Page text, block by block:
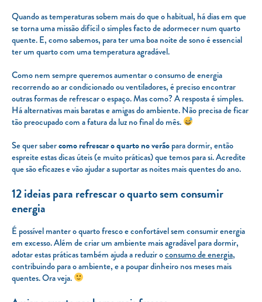
Quando as temperaturas sobem mais do que o habitual, há dias em que
se torna uma missão difícil o simples facto de adormecer num quarto
quente. E, como sabemos, para ter uma boa noite de sono é essencial
ter um quarto com uma temperatura agradável.
Como nem sempre queremos aumentar o consumo de energia
recorrendo ao ar condicionado ou ventiladores, é preciso encontrar
outras formas de refrescar o espaço. Mas como? A resposta é simples.
Há alternativas mais baratas e amigas do ambiente. Não precisa de ficar
tão preocupado com a fatura da luz no final do mês.
Se quer sabercomo refrescar o quartono verãopara dormir, então
espreite estas dicas úteis (e muito práticas) que temos para si. Acredite
que são eficazes e vão ajudar a suportar as noites mais quentes do ano.
12 ideias para refrescar o quarto sem consumir
energia
É possível manter o quarto fresco e confortável sem consumir energia
em excesso. Além de criar um ambiente mais agradável para dormir,
adotar estas práticas também ajuda a reduzir oconsumo de energia,
contribuindo para o ambiente, e a poupar dinheiro nos meses mais
quentes. Ora veja.